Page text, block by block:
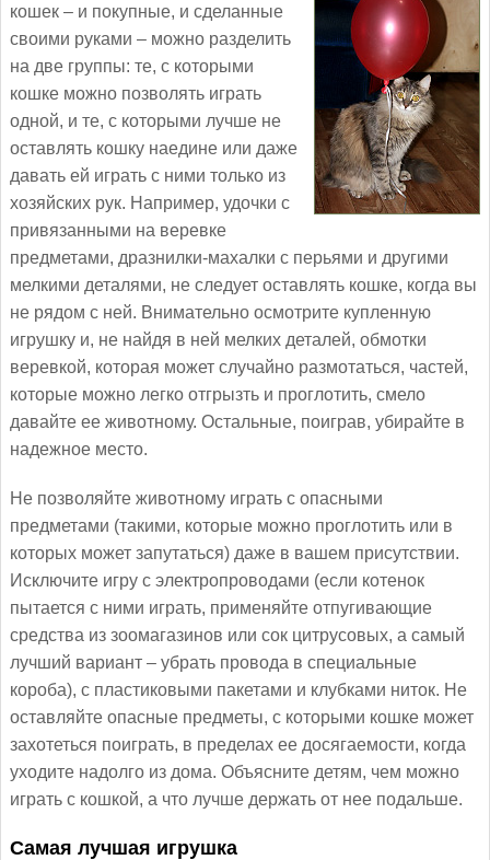
кошек – и покупные, и сделанные
своими руками – можно разделить
на две группы: те, с которыми
кошке можно позволять играть
одной, и те, с которыми лучше не
оставлять кошку наедине или даже
давать ей играть с ними только из
хозяйских рук. Например, удочки с
привязанными на веревке
предметами, дразнилки-махалки с перьями и другими
мелкими деталями, не следует оставлять кошке, когда вы
не рядом с ней. Внимательно осмотрите купленную
игрушку и, не найдя в ней мелких деталей, обмотки
веревкой, которая может случайно размотаться, частей,
которые можно легко отгрызть и проглотить, смело
давайте ее животному. Остальные, поиграв, убирайте в
надежное место.
Не позволяйте животному играть с опасными
предметами (такими, которые можно проглотить или в
которых может запутаться) даже в вашем присутствии.
Исключите игру с электропроводами (если котенок
пытается с ними играть, применяйте отпугивающие
средства из зоомагазинов или сок цитрусовых, а самый
лучший вариант – убрать провода в специальные
короба), с пластиковыми пакетами и клубками ниток. Не
оставляйте опасные предметы, с которыми кошке может
захотеться поиграть, в пределах ее досягаемости, когда
уходите надолго из дома. Объясните детям, чем можно
играть с кошкой, а что лучше держать от нее подальше.
Самая лучшая игрушка